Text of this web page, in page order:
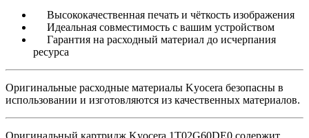
Высококачественная печать и чёткость изображения
Идеальная совместимость с вашим устройством
Гарантия на расходный материал до исчерпания
ресурса
Оригинальные расходные материалы Kyocera безопасны в
использовании и изготовляются из качественных материалов.
Оригинальный картридж Kyocera 1T02G60DE0 содержит